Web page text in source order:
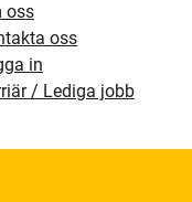
oss
oss
in
/ Lediga jobb